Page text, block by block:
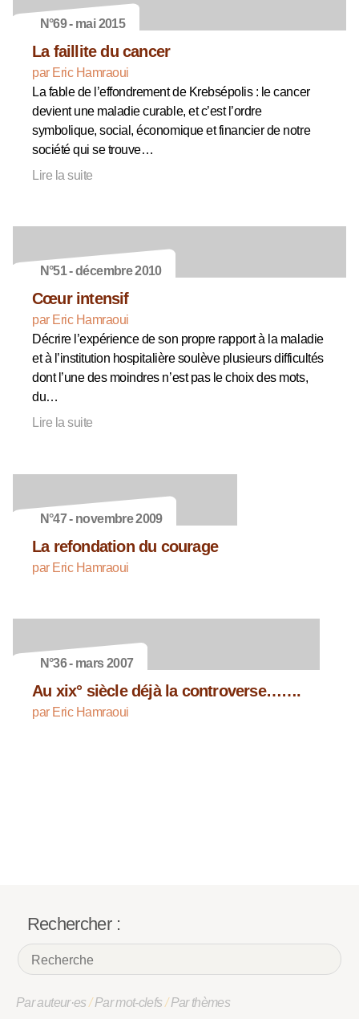
N°69 - mai 2015
La faillite du cancer
par Eric Hamraoui
La fable de l’effondrement de Krebsépolis : le cancer
devient une maladie curable, et c’est l’ordre
symbolique, social, économique et financier de notre
société qui se trouve…
Lire la suite
N°51 - décembre 2010
Cœur intensif
par Eric Hamraoui
Décrire l’expérience de son propre rapport à la maladie
et à l’institution hospitalière soulève plusieurs difficultés
dont l’une des moindres n’est pas le choix des mots,
du…
Lire la suite
N°47 - novembre 2009
La refondation du courage
par Eric Hamraoui
N°36 - mars 2007
Au xix° siècle déjà la controverse…….
par Eric Hamraoui
Rechercher :
Par auteur·es/Par mot-clefs/Par thèmes